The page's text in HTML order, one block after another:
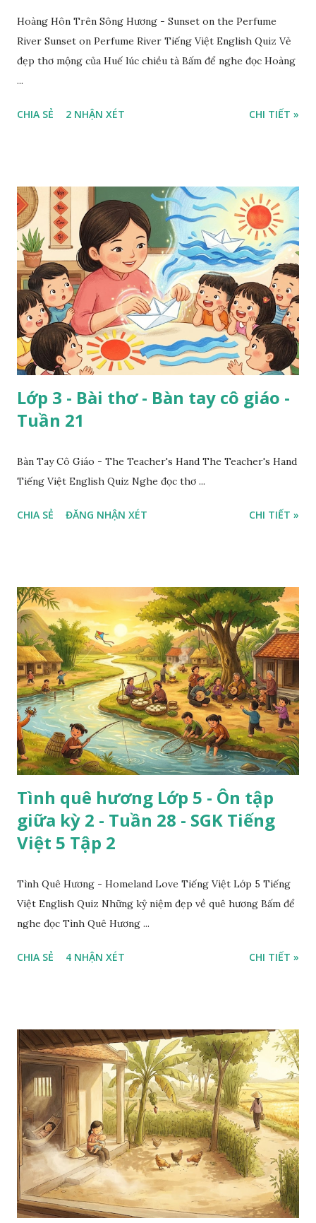
Hoàng Hôn Trên Sông Hương - Sunset on the Perfume
River Sunset on Perfume River Tiếng Việt English Quiz Vẻ
đẹp thơ mộng của Huế lúc chiều tà Bấm để nghe đọc Hoàng
...
CHIA SẺ 2 NHẬN XÉT CHI TIẾT »
Lớp 3 - Bài thơ - Bàn tay cô giáo -
Tuần 21
Bàn Tay Cô Giáo - The Teacher's Hand The Teacher's Hand
Tiếng Việt English Quiz Nghe đọc thơ ...
CHIA SẺ ĐĂNG NHẬN XÉT CHI TIẾT »
Tình quê hương Lớp 5 - Ôn tập
giữa kỳ 2 - Tuần 28 - SGK Tiếng
Việt 5 Tập 2
Tình Quê Hương - Homeland Love Tiếng Việt Lớp 5 Tiếng
Việt English Quiz Những kỷ niệm đẹp về quê hương Bấm để
nghe đọc Tình Quê Hương ...
CHIA SẺ 4 NHẬN XÉT CHI TIẾT »